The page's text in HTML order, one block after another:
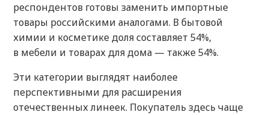
респондентов готовы заменить импортные
товары российскими аналогами. В бытовой
химии и косметике доля составляет 54%,
в мебели и товарах для дома — также 54%.
Эти категории выглядят наиболее
перспективными для расширения
отечественных линеек. Покупатель здесь чаще